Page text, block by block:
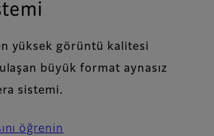
yüksek görüntü kalitesi
büyük format aynasız
sistemi.
öğrenin